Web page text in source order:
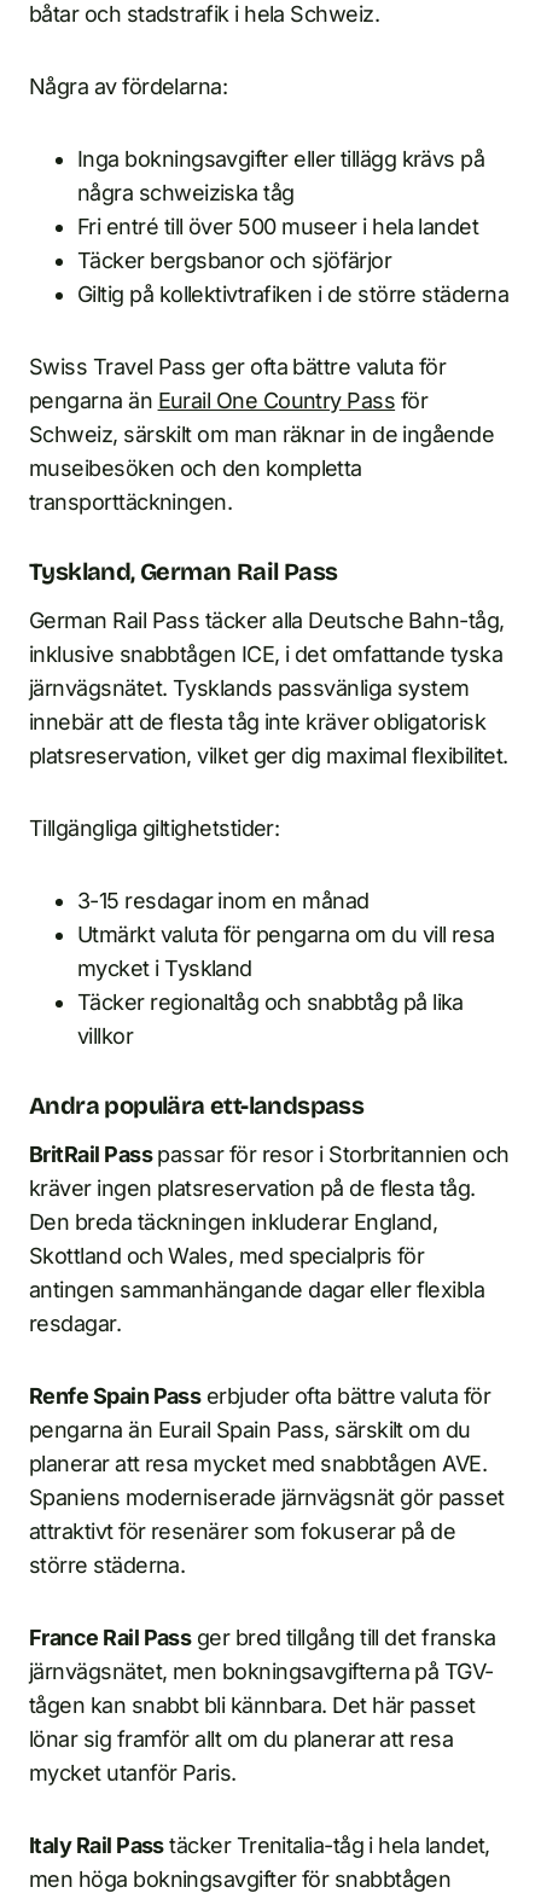
båtar och stadstrafik i hela Schweiz.
Några av fördelarna:
Inga bokningsavgifter eller tillägg krävs på
några schweiziska tåg
Fri entré till över 500 museer i hela landet
Täcker bergsbanor och sjöfärjor
Giltig på kollektivtrafiken i de större städerna
Swiss Travel Pass ger ofta bättre valuta för
pengarna än Eurail One Country Pass för
Schweiz, särskilt om man räknar in de ingående
museibesöken och den kompletta
transporttäckningen.
Tyskland, German Rail Pass
German Rail Pass täcker alla Deutsche Bahn-tåg,
inklusive snabbtågen ICE, i det omfattande tyska
järnvägsnätet. Tysklands passvänliga system
innebär att de flesta tåg inte kräver obligatorisk
platsreservation, vilket ger dig maximal flexibilitet.
Tillgängliga giltighetstider:
3-15 resdagar inom en månad
Utmärkt valuta för pengarna om du vill resa
mycket i Tyskland
Täcker regionaltåg och snabbtåg på lika
villkor
Andra populära ett-landspass
BritRail Passpassar för resor i Storbritannien och
kräver ingen platsreservation på de flesta tåg.
Den breda täckningen inkluderar England,
Skottland och Wales, med specialpris för
antingen sammanhängande dagar eller flexibla
resdagar.
Renfe Spain Passerbjuder ofta bättre valuta för
pengarna än Eurail Spain Pass, särskilt om du
planerar att resa mycket med snabbtågen AVE.
Spaniens moderniserade järnvägsnät gör passet
attraktivt för resenärer som fokuserar på de
större städerna.
France Rail Passger bred tillgång till det franska
järnvägsnätet, men bokningsavgifterna på TGV-
tågen kan snabbt bli kännbara. Det här passet
lönar sig framför allt om du planerar att resa
mycket utanför Paris.
Italy Rail Passtäcker Trenitalia-tåg i hela landet,
men höga bokningsavgifter för snabbtågen